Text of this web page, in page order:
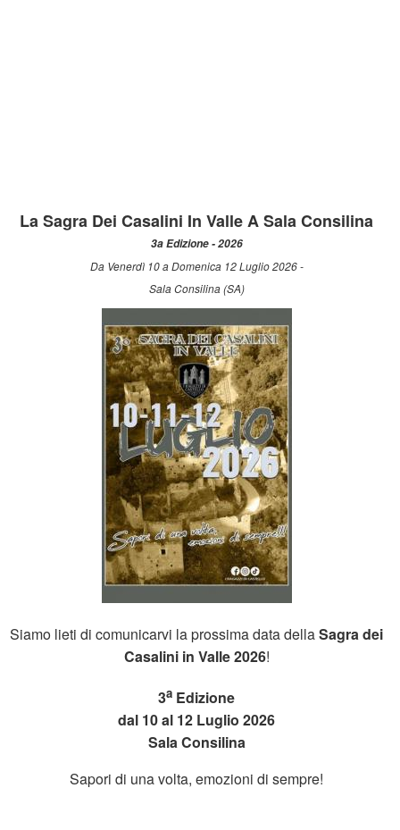
La Sagra Dei Casalini In Valle A Sala Consilina
3a Edizione - 2026
Da Venerdì 10 a Domenica 12 Luglio 2026 -
Sala Consilina (SA)
Siamo lieti di comunicarvi la prossima data dellaSagra dei
Casalini in Valle 2026!
3a Edizione
dal 10 al 12 Luglio 2026
Sala Consilina
Sapori di una volta, emozioni di sempre!